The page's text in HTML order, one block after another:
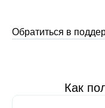
Обратиться в
Как